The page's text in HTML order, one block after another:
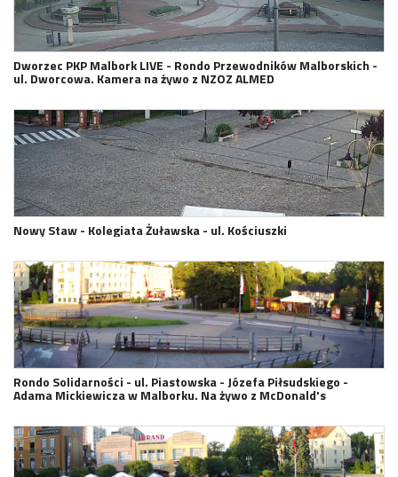
Dworzec PKP Malbork LIVE - Rondo Przewodników Malborskich -
ul. Dworcowa. Kamera na żywo z NZOZ ALMED
Nowy Staw - Kolegiata Żuławska - ul. Kościuszki
Rondo Solidarności - ul. Piastowska - Józefa Piłsudskiego -
Adama Mickiewicza w Malborku. Na żywo z McDonald's